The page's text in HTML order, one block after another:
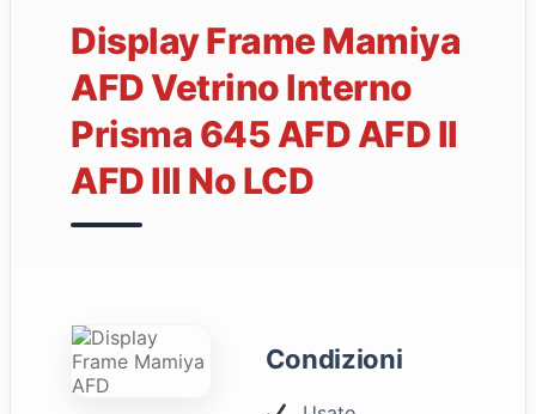
Display Frame Mamiya
AFD Vetrino Interno
Prisma 645 AFD AFD II
AFD III No LCD
Condizioni